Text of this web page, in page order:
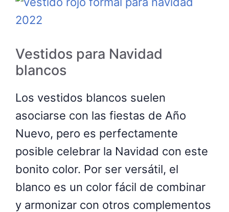
Vestidos para Navidad
blancos
Los vestidos blancos suelen
asociarse con las fiestas de Año
Nuevo, pero es perfectamente
posible celebrar la Navidad con este
bonito color. Por ser versátil, el
blanco es un color fácil de combinar
y armonizar con otros complementos